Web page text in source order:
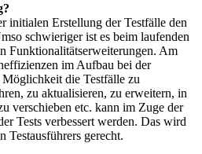
initialen Erstellung der Testfälle den
schwieriger ist es beim laufenden
Funktionalitätserweiterungen. Am
im Aufbau bei der
die Testfälle zu
zu aktualisieren, zu erweitern, in
verschieben etc. kann im Zuge der
Tests verbessert werden. Das wird
Testausführers gerecht.